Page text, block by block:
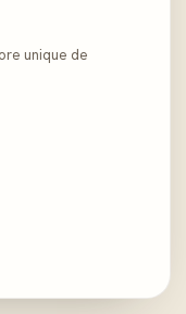
unique de